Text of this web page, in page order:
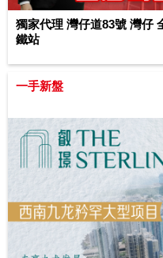
獨家代理 灣仔道83號 灣仔
鐵站
一手新盤